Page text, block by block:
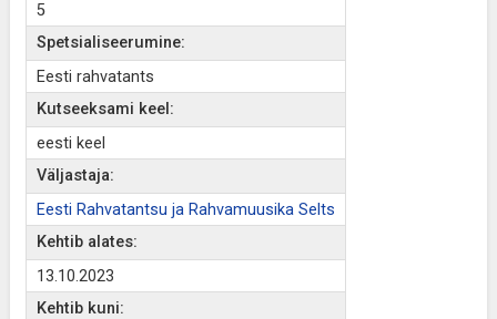
5
Spetsialiseerumine:
Eesti rahvatants
Kutseeksami keel:
eesti keel
Väljastaja:
Eesti Rahvatantsu ja Rahvamuusika Selts
Kehtib alates:
13.10.2023
Kehtib kuni: